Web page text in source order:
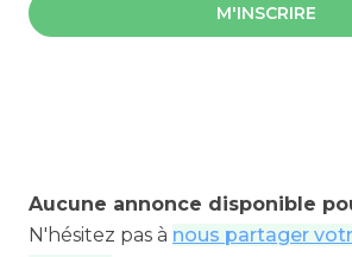
M'INSCRIRE
Aucune annonce disponible
N'hésitez pas à nous partager